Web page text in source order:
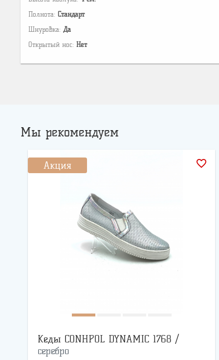
Полнота: Стандарт
Шнуровка: Да
Открытый нос: Нет
Мы рекомендуем
Акция favorite_border
Кеды CONHPOL DYNAMIC 1768 /
серебро